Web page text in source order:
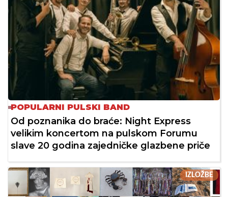
POPULARNI PULSKI BAND
Od poznanika do braće: Night Express
velikim koncertom na pulskom Forumu
slave 20 godina zajedničke glazbene priče
IZLOŽBE